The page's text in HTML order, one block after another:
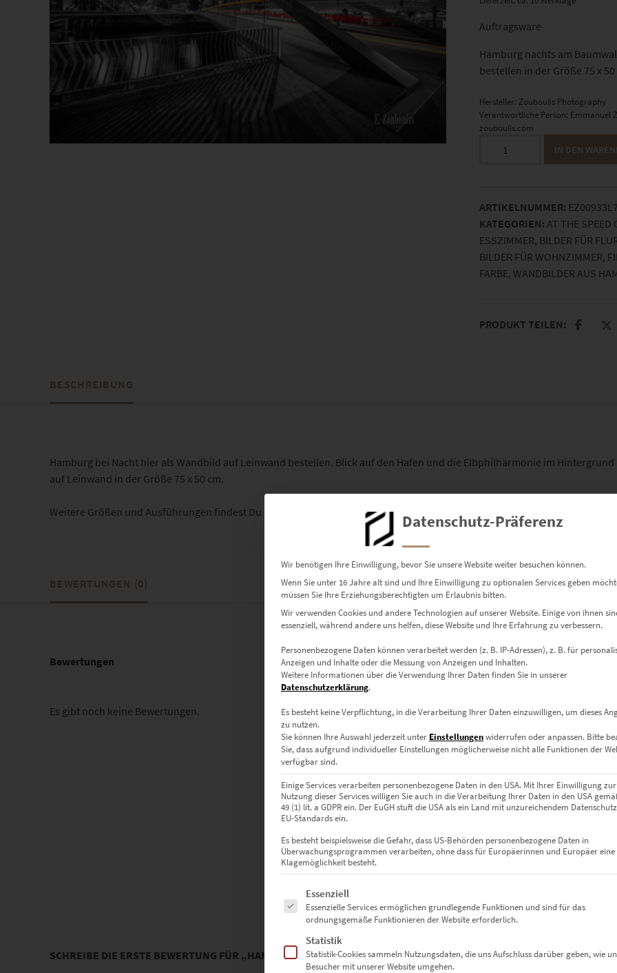
Auftragsware
Hamburg nachts am
bestellen in der Größe 75 x
Hersteller: Zouboulis Photography
Verantwortliche Person: Emmanuel
zouboulis.com
75
x
50
cm
Menge
IN DEN
ARTIKELNUMMER:
KATEGORIEN: AT THE SPEED
ESSZIMMER, BILDER FÜR
BILDER FÜR WOHNZIMMER,
ARBE , WANDBILDER AUS
PRODUKT TEILEN:
BESCHREIBUNG
Hamburg bei Nacht hier als Wandbild auf Leinwand bestellen. Blick auf den Hafen und die Elbphilharmonie im
auf Leinwand in der Größe 75 x 50 cm.
Weitere Größen und Ausführungen findest Du hier: EZ00933 Hamburg Brücken des Lichts
BEWERTUNGEN (0)
Bewertungen
Es gibt noch keine Bewertungen.
SCHREIBE DIE ERSTE BEWERTUNG FÜR „HAMBURG WANDBILD AUF LEINWAND 75 X 50 CM“
Datenschutz-Präferenz
Wir benötigen Ihre Einwilligung, bevor Sie unsere Website weiter besuchen können.
Wenn Sie unter 16 Jahre alt sind und Ihre Einwilligung zu optionalen Services geben
müssen Sie Ihre Erziehungsberechtigten um Erlaubnis bitten.
Wir verwenden Cookies und andere Technologien auf unserer Website. Einige von ihnen
essenziell, während andere uns helfen, diese Website und Ihre Erfahrung zu verbessern.
Personenbezogene Daten können verarbeitet werden (z. B. IP-Adressen), z. B. für
Anzeigen und Inhalte oder die Messung von Anzeigen und Inhalten.
Weitere Informationen über die Verwendung Ihrer Daten finden Sie in unserer
Datenschutzerklärung.
Es besteht keine Verpflichtung, in die Verarbeitung Ihrer Daten einzuwilligen, um dieses
zu nutzen.
Sie können Ihre Auswahl jederzeit unter Einstellungenwiderrufen oder anpassen. Bitte
Sie, dass aufgrund individueller Einstellungen möglicherweise nicht alle Funktionen der
verfügbar sind.
Einige Services verarbeiten personenbezogene Daten in den USA. Mit Ihrer Einwilligung zur
Nutzung dieser Services willigen Sie auch in die Verarbeitung Ihrer Daten in den USA
49 (1) lit. a GDPR ein. Der EuGH stuft die USA als ein Land mit unzureichendem
EU-Standards ein.
Es besteht beispielsweise die Gefahr, dass US-Behörden personenbezogene Daten in
Überwachungsprogrammen verarbeiten, ohne dass für Europäerinnen und Europäer eine
Klagemöglichkeit besteht.
Es folgt eine Liste der Service-Gruppen, für die eine Einwilligung
Essenziell
Essenzielle Services ermöglichen grundlegende Funktionen und sind für das
ordnungsgemäße Funktionieren der Website erforderlich.
Statistik
Statistik-Cookies sammeln Nutzungsdaten, die uns Aufschluss darüber geben, wie
Besucher mit unserer Website umgehen.